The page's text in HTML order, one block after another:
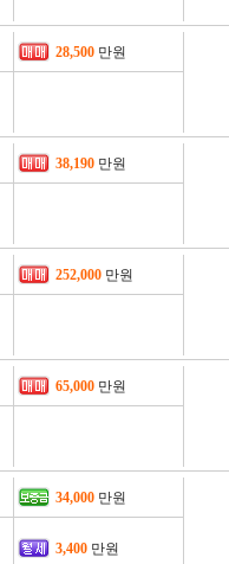
28,500 만원
38,190 만원
252,000 만원
65,000 만원
34,000 만원
3,400 만원